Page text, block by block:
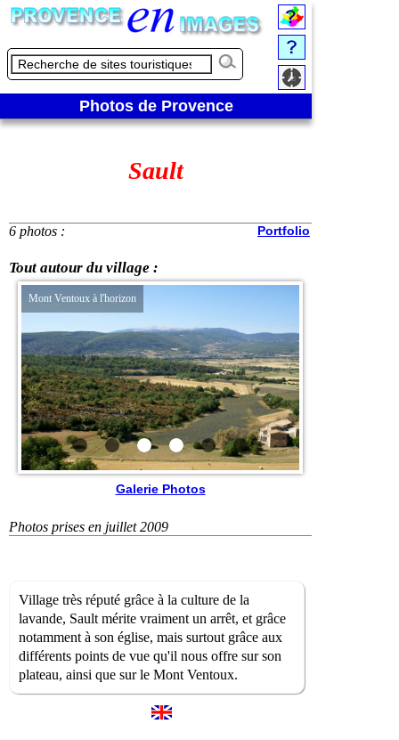
Photos de Provence
Sault
6 photos : Portfolio
Tout autour du village :
Mont Ventoux à l'horizon
Galerie Photos
Photos prises en juillet 2009
Village très réputé grâce à la culture de la
lavande, Sault mérite vraiment un arrêt, et grâce
notamment à son église, mais surtout grâce aux
différents points de vue qu'il nous offre sur son
plateau, ainsi que sur le Mont Ventoux.